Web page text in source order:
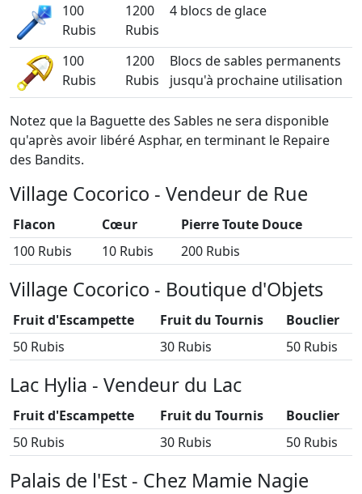
100
Rubis
1200
Rubis
4 blocs de glace
100
Rubis
1200
Rubis
Blocs de sables permanents
jusqu'à prochaine utilisation
Notez que la Baguette des Sables ne sera disponible
qu'après avoir libéré Asphar, en terminant le Repaire
des Bandits.
Village Cocorico - Vendeur de Rue
Flacon Cœur
Pierre Toute Douce
100 Rubis
10 Rubis 200 Rubis
Village Cocorico - Boutique d'Objets
Fruit d'Escampette Fruit du Tournis
Bouclier
50 Rubis
30 Rubis 50 Rubis
Lac Hylia - Vendeur du Lac
Fruit d'Escampette Fruit du Tournis
Bouclier
50 Rubis
30 Rubis 50 Rubis
Palais de l'Est - Chez Mamie Nagie